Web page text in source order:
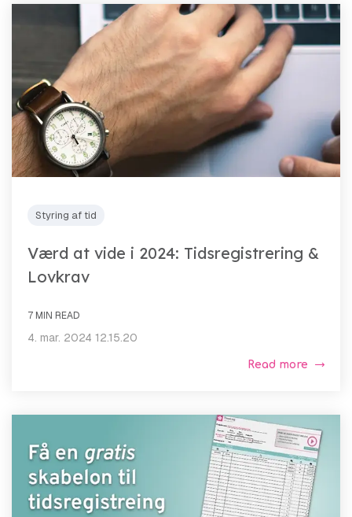
Styring af tid
Værd at vide i 2024: Tidsregistrering &
Lovkrav
7 MIN READ
4. mar. 2024 12.15.20
Read more